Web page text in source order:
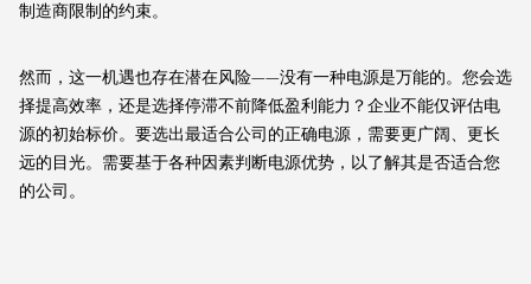
制造商限制的约束。
然而，这一机遇也存在潜在风险——没有一种电源是万能的。您会选
择提高效率，还是选择停滞不前降低盈利能力？企业不能仅评估电
源的初始标价。要选出最适合公司的正确电源，需要更广阔、更长
远的目光。需要基于各种因素判断电源优势，以了解其是否适合您
的公司。